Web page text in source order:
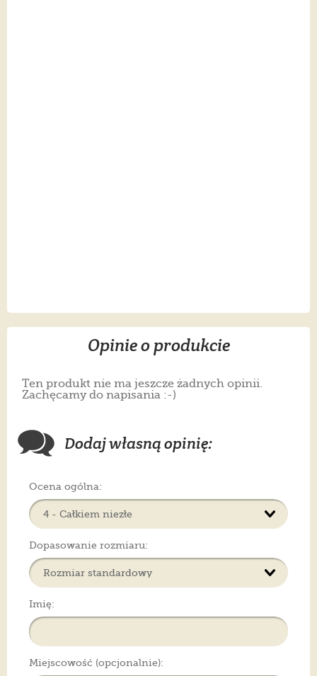
Opinie o produkcie
Ten produkt nie ma jeszcze żadnych opinii.
Zachęcamy do napisania :-)
Dodaj własną opinię:
Ocena ogólna:
Dopasowanie rozmiaru:
Imię:
Miejscowość (opcjonalnie):